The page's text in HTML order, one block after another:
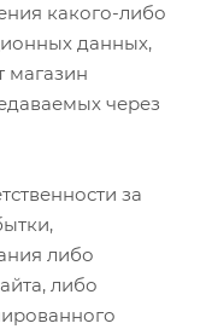
какого-либо
данных,
магазин
через
за
либо
либо